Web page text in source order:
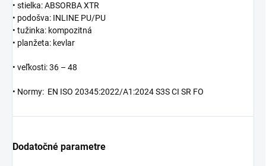
• stielka: ABSORBA XTR
• podošva: INLINE PU/PU
• tužinka: kompozitná
• planžeta: kevlar
• veľkosti: 36 – 48
• Normy: EN ISO 20345:2022/A1:2024 S3S CI SR FO
Dodatočné parametre